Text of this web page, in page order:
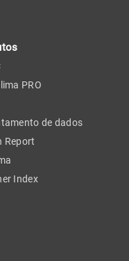
PRO
de dados
Report
Index